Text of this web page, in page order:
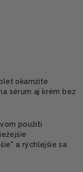
okamžite
sérum aj krém bez
použití
a rýchlejšie sa